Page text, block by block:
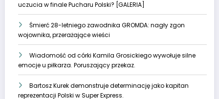
uczucia w finale Pucharu Polski? [GALERIA]
Śmierć 28-letniego zawodnika GROMDA: nagły zgon
wojownika, przerażające wieści
Wiadomość od córki Kamila Grosickiego wywołuje silne
emocje u piłkarza. Poruszający przekaz.
Bartosz Kurek demonstruje determinację jako kapitan
reprezentacji Polski w Super Express.